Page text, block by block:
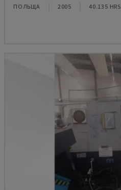
ПОЛЬЩА 2005 40.135 HRS